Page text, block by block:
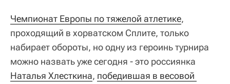
Чемпионат Европы по тяжелой атлетике,
проходящий в хорватском Сплите, только
набирает обороты, но одну из героинь турнира
можно назвать уже сегодня - это россиянка
Наталья Хлесткина, победившая в весовой